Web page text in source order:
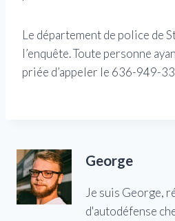
Le département de police de
l’enquête. Toute personne
priée d’appeler le 636-949-
George
Je suis George,
d'autodéfense